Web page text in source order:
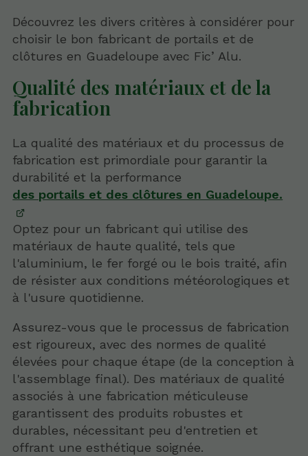
Découvrez les divers critères à considérer pour
choisir le bon fabricant de portails et de
clôtures en Guadeloupe avec Fic’ Alu.
Qualité des matériaux et de la
fabrication
La qualité des matériaux et du processus de
fabrication est primordiale pour garantir la
durabilité et la performance
des portails et des clôtures en Guadeloupe.
Optez pour un fabricant qui utilise des
matériaux de haute qualité, tels que
l'aluminium, le fer forgé ou le bois traité, afin
de résister aux conditions météorologiques et
à l'usure quotidienne.
Assurez-vous que le processus de fabrication
est rigoureux, avec des normes de qualité
élevées pour chaque étape (de la conception à
l'assemblage final). Des matériaux de qualité
associés à une fabrication méticuleuse
garantissent des produits robustes et
durables, nécessitant peu d'entretien et
offrant une esthétique soignée.